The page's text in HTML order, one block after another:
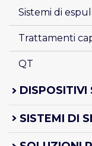
Sistemi di
Trattamenti
QT
DISPOSITIVI
SISTEMI DI